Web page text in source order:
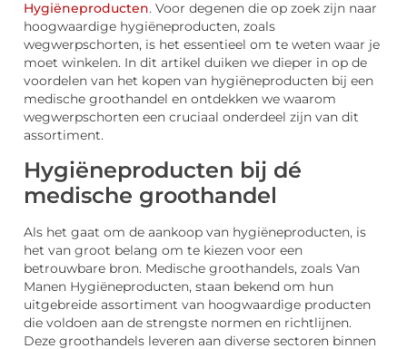
Hygiëneproducten. Voor degenen die op zoek zijn naar
hoogwaardige hygiëneproducten, zoals
wegwerpschorten, is het essentieel om te weten waar je
moet winkelen. In dit artikel duiken we dieper in op de
voordelen van het kopen van hygiëneproducten bij een
medische groothandel en ontdekken we waarom
wegwerpschorten een cruciaal onderdeel zijn van dit
assortiment.
Hygiëneproducten bij dé
medische groothandel
Als het gaat om de aankoop van hygiëneproducten, is
het van groot belang om te kiezen voor een
betrouwbare bron. Medische groothandels, zoals Van
Manen Hygiëneproducten, staan bekend om hun
uitgebreide assortiment van hoogwaardige producten
die voldoen aan de strengste normen en richtlijnen.
Deze groothandels leveren aan diverse sectoren binnen